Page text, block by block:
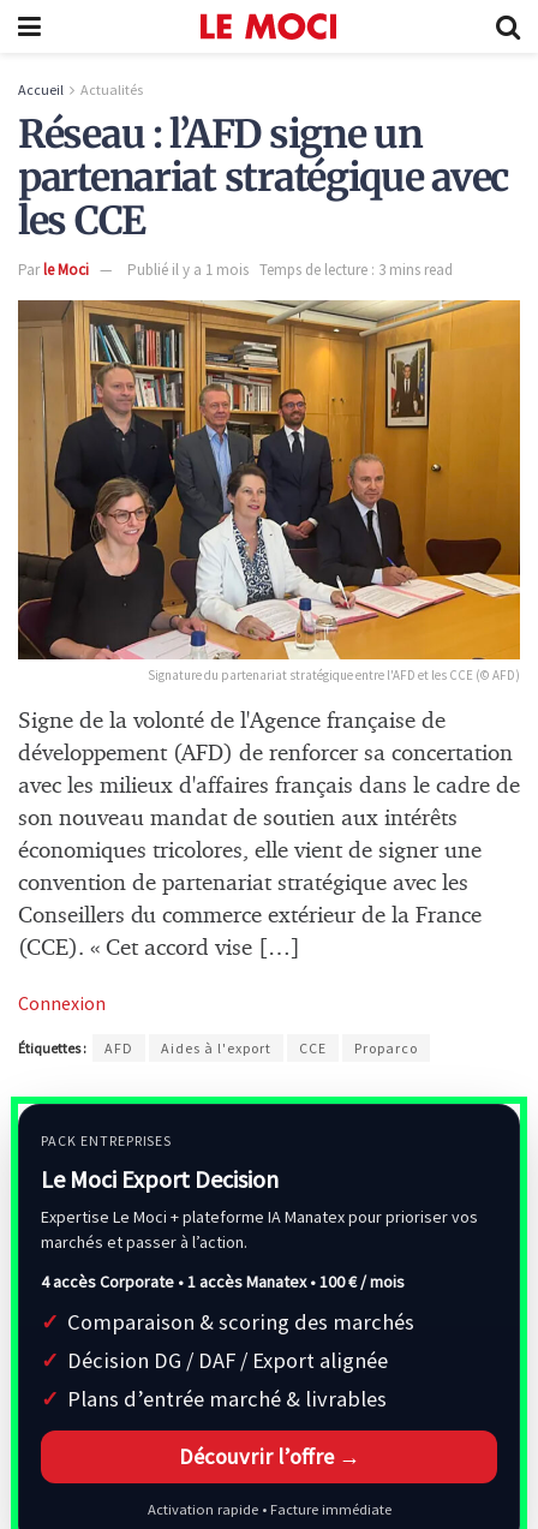
Accueil Actualités
Réseau : l’AFD signe un
partenariat stratégique avec
les CCE
Parle Moci Publié il y a 1 mois Temps de lecture : 3 mins read
Signature du partenariat stratégique entre l'AFD et les CCE (© AFD)
Signe de la volonté de l'Agence française de
développement (AFD) de renforcer sa concertation
avec les milieux d'affaires français dans le cadre de
son nouveau mandat de soutien aux intérêts
économiques tricolores, elle vient de signer une
convention de partenariat stratégique avec les
Conseillers du commerce extérieur de la France
(CCE). « Cet accord vise […]
Connexion
Étiquettes : AFD Aides à l'export CCE Proparco
PACK ENTREPRISES
Le Moci Export Decision
Expertise Le Moci + plateforme IA Manatex pour prioriser vos
marchés et passer à l’action.
4 accès Corporate • 1 accès Manatex •100 € / mois
Comparaison & scoring des marchés
Décision DG / DAF / Export alignée
Plans d’entrée marché & livrables
Découvrir l’offre →
Activation rapide • Facture immédiate